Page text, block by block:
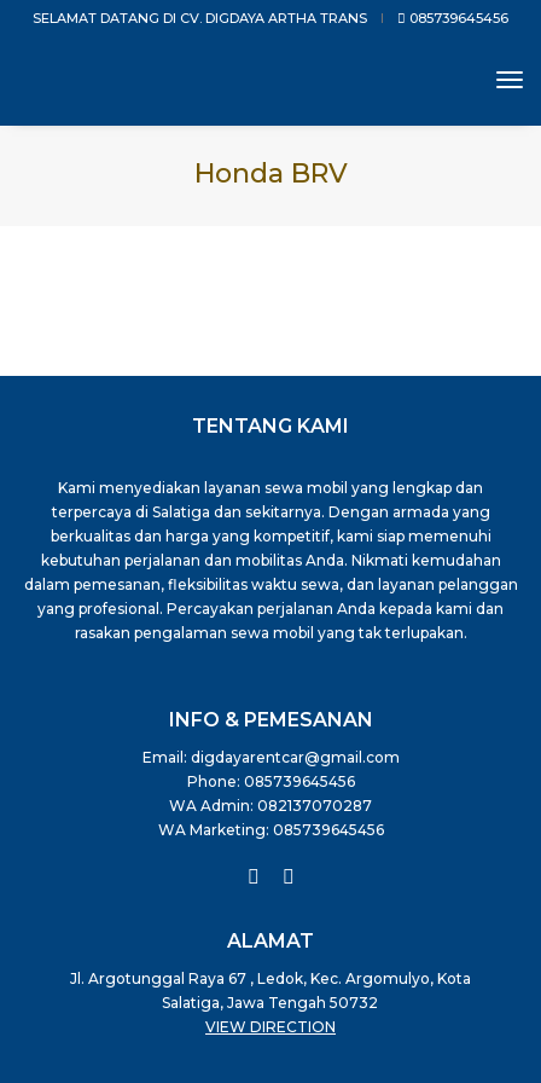
SELAMAT DATANG DI CV. DIGDAYA ARTHA TRANS 085739645456
Honda BRV
TENTANG KAMI
Kami menyediakan layanan sewa mobil yang lengkap dan
terpercaya di Salatiga dan sekitarnya. Dengan armada yang
berkualitas dan harga yang kompetitif, kami siap memenuhi
kebutuhan perjalanan dan mobilitas Anda. Nikmati kemudahan
dalam pemesanan, fleksibilitas waktu sewa, dan layanan pelanggan
yang profesional. Percayakan perjalanan Anda kepada kami dan
rasakan pengalaman sewa mobil yang tak terlupakan.
INFO & PEMESANAN
Email: digdayarentcar@gmail.com
Phone: 085739645456
WA Admin: 082137070287
WA Marketing: 085739645456
ALAMAT
Jl. Argotunggal Raya 67 , Ledok, Kec. Argomulyo, Kota
Salatiga, Jawa Tengah 50732
VIEW DIRECTION